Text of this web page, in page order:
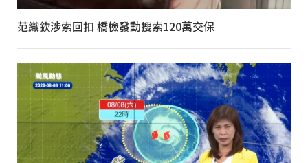
范織欽涉索回扣 橋檢發動搜索120萬交保